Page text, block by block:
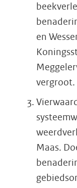
en
vergroot.
Maas.